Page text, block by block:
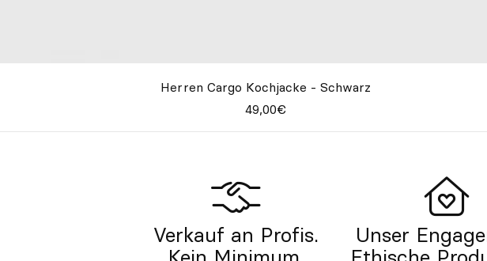
Herren Cargo Kochjacke - Schwarz
49,00€
Verkauf an Profis.
Unser